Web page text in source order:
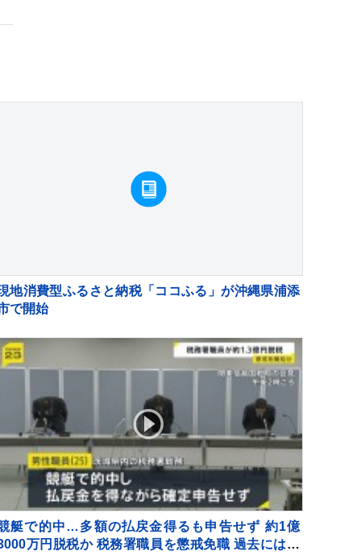
地消費型ふるさと納税「ココふる」が沖縄県浦添
で開始
艇で的中…多額の払戻金得るも申告せず 約1億
万円脱税か 税務署職員を懲戒免職 過去には納